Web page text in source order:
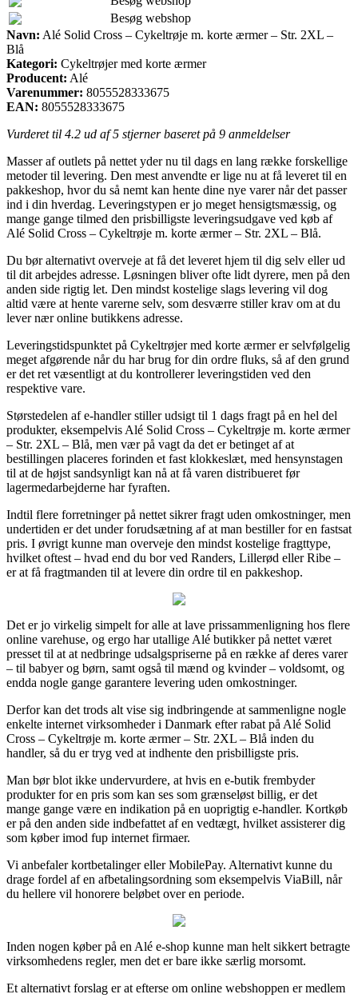
Besøg webshop
Navn: Alé Solid Cross – Cykeltrøje m. korte ærmer – Str. 2XL –
Blå
Kategori: Cykeltrøjer med korte ærmer
Producent: Alé
Varenummer: 8055528333675
EAN: 8055528333675
Vurderet til 4.2 ud af 5 stjerner baseret på 9 anmeldelser
Masser af outlets på nettet yder nu til dags en lang række forskellige
metoder til levering. Den mest anvendte er lige nu at få leveret til en
pakkeshop, hvor du så nemt kan hente dine nye varer når det passer
ind i din hverdag. Leveringstypen er jo meget hensigtsmæssig, og
mange gange tilmed den prisbilligste leveringsudgave ved køb af
Alé Solid Cross – Cykeltrøje m. korte ærmer – Str. 2XL – Blå.
Du bør alternativt overveje at få det leveret hjem til dig selv eller ud
til dit arbejdes adresse. Løsningen bliver ofte lidt dyrere, men på den
anden side rigtig let. Den mindst kostelige slags levering vil dog
altid være at hente varerne selv, som desværre stiller krav om at du
lever nær online butikkens adresse.
Leveringstidspunktet på Cykeltrøjer med korte ærmer er selvfølgelig
meget afgørende når du har brug for din ordre fluks, så af den grund
er det ret væsentligt at du kontrollerer leveringstiden ved den
respektive vare.
Størstedelen af e-handler stiller udsigt til 1 dags fragt på en hel del
produkter, eksempelvis Alé Solid Cross – Cykeltrøje m. korte ærmer
– Str. 2XL – Blå, men vær på vagt da det er betinget af at
bestillingen placeres forinden et fast klokkeslæt, med hensynstagen
til at de højst sandsynligt kan nå at få varen distribueret før
lagermedarbejderne har fyraften.
Indtil flere forretninger på nettet sikrer fragt uden omkostninger, men
undertiden er det under forudsætning af at man bestiller for en fastsat
pris. I øvrigt kunne man overveje den mindst kostelige fragttype,
hvilket oftest – hvad end du bor ved Randers, Lillerød eller Ribe –
er at få fragtmanden til at levere din ordre til en pakkeshop.
Det er jo virkelig simpelt for alle at lave prissammenligning hos flere
online varehuse, og ergo har utallige Alé butikker på nettet været
presset til at at nedbringe udsalgspriserne på en række af deres varer
– til babyer og børn, samt også til mænd og kvinder – voldsomt, og
endda nogle gange garantere levering uden omkostninger.
Derfor kan det trods alt vise sig indbringende at sammenligne nogle
enkelte internet virksomheder i Danmark efter rabat på Alé Solid
Cross – Cykeltrøje m. korte ærmer – Str. 2XL – Blå inden du
handler, så du er tryg ved at indhente den prisbilligste pris.
Man bør blot ikke undervurdere, at hvis en e-butik frembyder
produkter for en pris som kan ses som grænseløst billig, er det
mange gange være en indikation på en uoprigtig e-handler. Kortkøb
er på den anden side indbefattet af en vedtægt, hvilket assisterer dig
som køber imod fup internet firmaer.
Vi anbefaler kortbetalinger eller MobilePay. Alternativt kunne du
drage fordel af en afbetalingsordning som eksempelvis ViaBill, når
du hellere vil honorere beløbet over en periode.
Inden nogen køber på en Alé e-shop kunne man helt sikkert betragte
virksomhedens regler, men det er bare ikke særlig morsomt.
Et alternativt forslag er at efterse om online webshoppen er medlem